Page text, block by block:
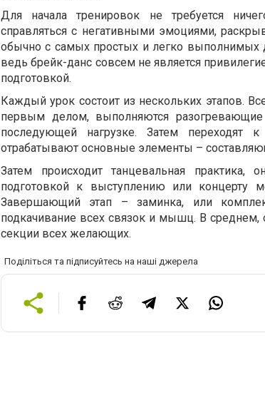
Для начала тренировок не требуется
справляться с негативными эмоциями,
обычно с самых простых и легко
ведь брейк-данс совсем не является
подготовкой.
Каждый урок состоит из нескольких этапов.
первым делом, выполняются
последующей нагрузке. Затем переходят
отрабатывают основные элементы –
Затем происходит танцевальная
подготовкой к выступлению или концерту
Завершающий этап – заминка, или
подкачивание всех связок и мышц. В среднем,
секции всех желающих.
Поділіться та підписуйтесь на наші джерела